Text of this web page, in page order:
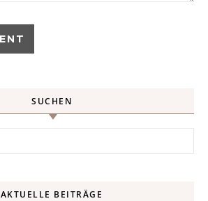
SUCHEN
AKTUELLE BEITRÄGE